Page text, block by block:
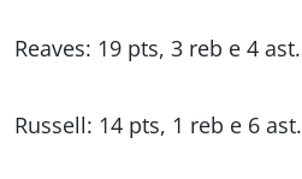
Reaves: 19 pts, 3 reb e 4 ast.
Russell: 14 pts, 1 reb e 6 ast.